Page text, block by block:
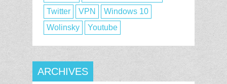
Twitter
VPN
Windows 10
Wolinsky
Youtube
ARCHIVES